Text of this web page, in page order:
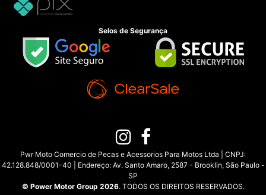
Selos de Segurança
Pwr Moto Comercio de Pecas e Acessorios Para Motos Ltda | CNPJ:
42.128.848/0001-40 | Endereço: Av. Santo Amaro, 2587 - Brooklin, São Paulo -
SP
© Power Motor Group 2026. TODOS OS DIREITOS RESERVADOS.